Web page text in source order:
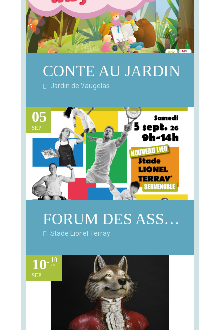
CONTE AU JARDIN
Jardin de Vaugelas
05
SEP
FORUM DES ASSOCIATIONS 2026
Stade Lionel Terray
10
SEP
10
OCT